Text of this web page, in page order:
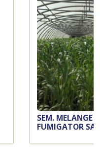
SEM. MELANGE
FUMIGATOR